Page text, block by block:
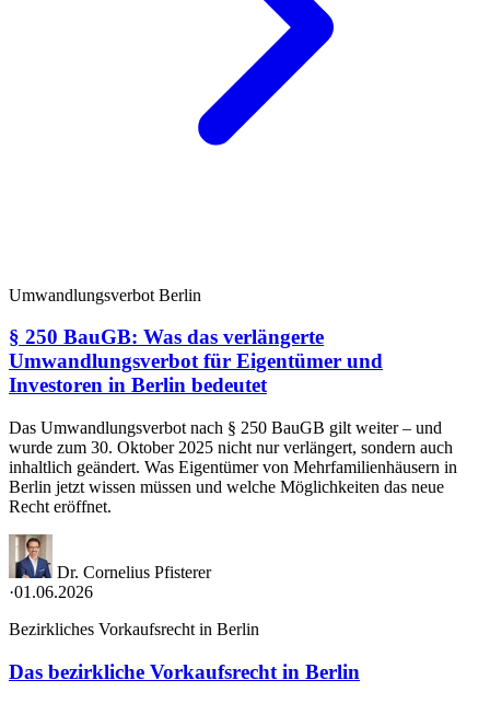
Umwandlungsverbot Berlin
§ 250 BauGB: Was das verlängerte
Umwandlungsverbot für Eigentümer und
Investoren in Berlin bedeutet
Das Umwandlungsverbot nach § 250 BauGB gilt weiter – und
wurde zum 30. Oktober 2025 nicht nur verlängert, sondern auch
inhaltlich geändert. Was Eigentümer von Mehrfamilienhäusern in
Berlin jetzt wissen müssen und welche Möglichkeiten das neue
Recht eröffnet.
Dr. Cornelius Pfisterer
·01.06.2026
Bezirkliches Vorkaufsrecht in Berlin
Das bezirkliche Vorkaufsrecht in Berlin